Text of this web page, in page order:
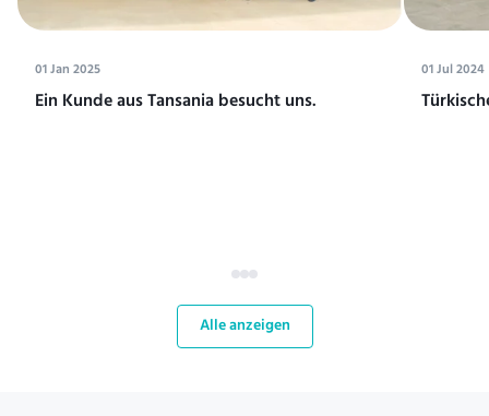
01 Jan 2025
Ein Kunde aus Tansania besucht uns.
01 Jul 2024
Alle anzeigen